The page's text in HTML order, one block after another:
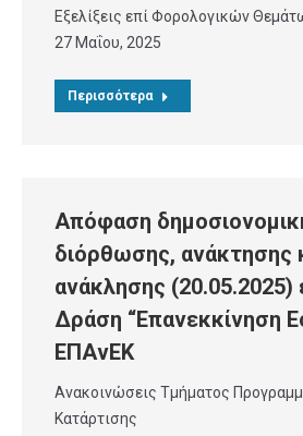
Εξελίξεις επί Φορολογικών
27 Μαΐου, 2025
Περισσότερα
Απόφαση
διόρθωσης, ανάκτησης
ανάκλησης (20.05.2025)
Δράση “Επανεκκίνηση
ΕΠΑνΕΚ
Ανακοινώσεις Τμήματος
Κατάρτισης